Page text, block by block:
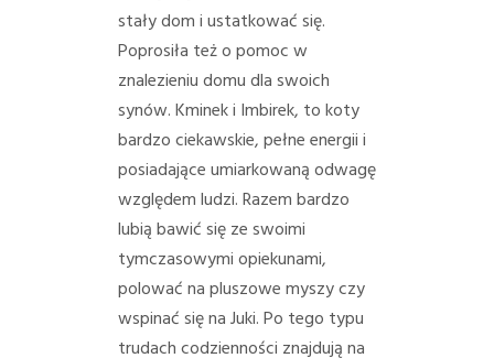
stały dom i ustatkować się.
Poprosiła też o pomoc w
znalezieniu domu dla swoich
synów. Kminek i Imbirek, to koty
bardzo ciekawskie, pełne energii i
posiadające umiarkowaną odwagę
względem ludzi. Razem bardzo
lubią bawić się ze swoimi
tymczasowymi opiekunami,
polować na pluszowe myszy czy
wspinać się na Juki. Po tego typu
trudach codzienności znajdują na